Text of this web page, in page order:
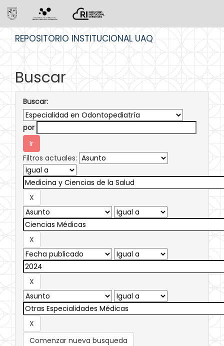
REPOSITORIO INSTITUCIONAL UAQ
Buscar
Buscar:
por
Filtros actuales:
Comenzar nueva busqueda